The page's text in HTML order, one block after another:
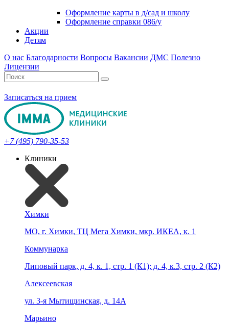
Оформление карты в д/сад и школу
Оформление справки 086/у
Акции
Детям
О нас Благодарности Вопросы Вакансии ДМС Полезно
Лицензии
Записаться на прием
+7 (495) 790-35-53
Клиники
Химки
МО, г. Химки, ТЦ Мега Химки, мкр. ИКЕА, к. 1
Коммунарка
Липовый парк, д. 4, к. 1, стр. 1 (К1); д. 4, к.3, стр. 2 (К2)
Алексеевская
ул. 3-я Мытищинская, д. 14А
Марьино